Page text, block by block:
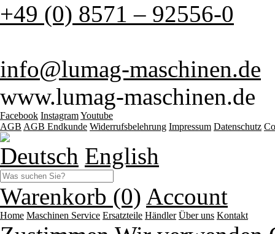
+49 (0) 8571 – 92556-0
info@lumag-maschinen.de
www.lumag-maschinen.de
Facebook InstagramYoutube
AGB AGB Endkunde Widerrufsbelehrung Impressum Datenschutz
Deutsch English
Warenkorb (0) Account
Home Maschinen Service Ersatzteile Händler Über uns Kontakt